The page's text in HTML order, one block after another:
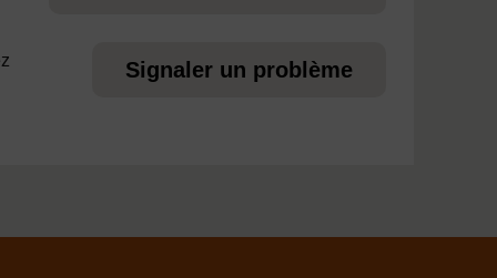
Signaler un problème